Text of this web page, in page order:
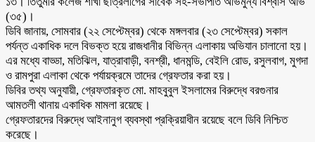
(৩৫)।
ডিবি জানায়, সোমবার (২২ সেপ্টেম্বর) থেকে মঙ্গলবার (২৩ সেপ্টেম্বর) সকাল
পর্যন্ত একাধিক দলে বিভক্ত হয়ে রাজধানীর বিভিন্ন এলাকায় অভিযান চালানো হয়।
এর মধ্যে বাড্ডা, মতিঝিল, যাত্রাবাড়ী, বনশ্রী, ধানমন্ডি, বেইলি রোড, রসুলবাগ, মুগদা
ও রামপুরা এলাকা থেকে পর্যায়ক্রমে তাদের গ্রেফতার করা হয়।
ডিবির তথ্য অনুযায়ী, গ্রেফতারকৃত মো. মাহবুবুল ইসলামের বিরুদ্ধে বরগুনার
আমতলী থানায় একাধিক মামলা রয়েছে।
গ্রেফতারদের বিরুদ্ধে আইনানুগ ব্যবস্থা প্রক্রিয়াধীন রয়েছে বলে ডিবি নিশ্চিত
করেছে।